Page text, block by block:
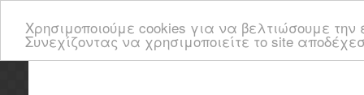
Χρησιμοποιούμε cookies για να βελτιώσουμε
Συνεχίζοντας να χρησιμοποιείτε το site